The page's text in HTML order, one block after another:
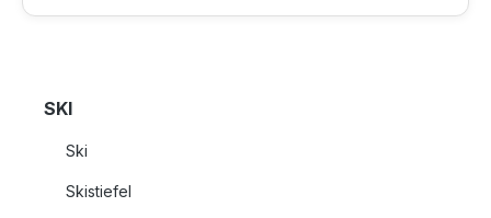
SKI
Ski
Skistiefel